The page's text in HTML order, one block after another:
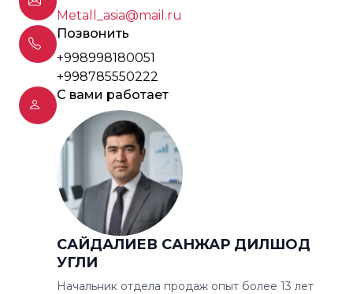
Metall_asia@mail.ru
Позвонить
+998998180051
+998785550222
С вами работает
САЙДАЛИЕВ САНЖАР ДИЛШОД
УГЛИ
Начальник отдела продаж опыт более 13 лет